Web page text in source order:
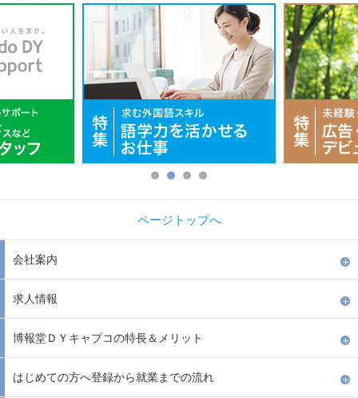
ページトップへ
会社案内
求人情報
博報堂ＤＹキャプコの特長＆メリット
はじめての方へ登録から就業までの流れ